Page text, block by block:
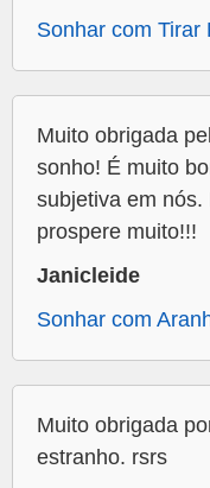
Sonhar com Tirar
Muito obrigada
sonho! É muito
subjetiva em
prospere muito!!!
Janicleide
Sonhar com
Muito obrigada
estranho. rsrs